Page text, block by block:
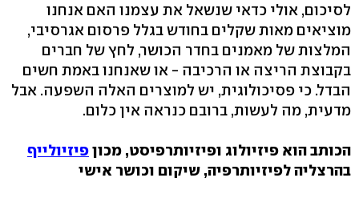
לסיכום, אולי כדאי שנשאל את עצמנו האם אנחנו
מוציאים מאות שקלים בחודש בגלל פרסום אגרסיבי,
המלצות של מאמנים בחדר הכושר, לחץ של חברים
בקבוצת הריצה או הרכיבה - או שאנחנו באמת חשים
הבדל. כי פסיכולוגית, יש למוצרים האלה השפעה. אבל
מדעית, מה לעשות, ברובם כנראה אין כלום.
הכותב הוא פיזיולוג ופיזיותרפיסט, מכוןפיזיולייף
בהרצליה לפיזיותרפיה, שיקום וכושר אישי